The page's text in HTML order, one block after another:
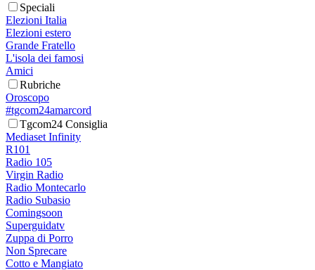
Speciali
Elezioni Italia
Elezioni estero
Grande Fratello
L'isola dei famosi
Amici
Rubriche
Oroscopo
#tgcom24amarcord
Tgcom24 Consiglia
Mediaset Infinity
R101
Radio 105
Virgin Radio
Radio Montecarlo
Radio Subasio
Comingsoon
Superguidatv
Zuppa di Porro
Non Sprecare
Cotto e Mangiato